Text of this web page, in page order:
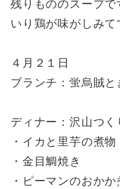
残りもののスープで
いり鶏が味がしみて
４月２１日
ブランチ：蛍烏賊と
ディナー：沢山つく
・イカと里芋の煮物
・金目鯛焼き
・ピーマンのおかか